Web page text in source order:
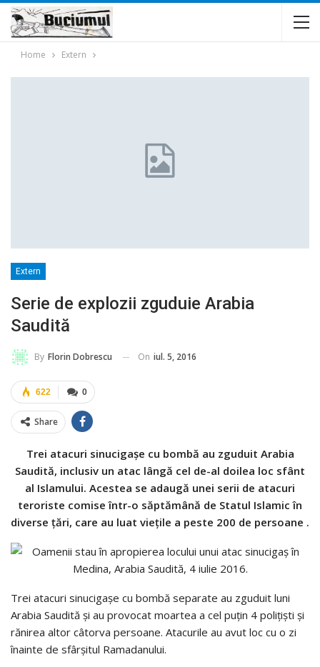
Home Extern
Extern
Serie de explozii zguduie Arabia
Saudită
By Florin Dobrescu On iul. 5, 2016
0
622
Share
Trei atacuri sinucigaşe cu bombă au zguduit Arabia
Saudită, inclusiv un atac lângă cel de-al doilea loc sfânt
al Islamului. Acestea se adaugă unei serii de atacuri
teroriste comise într-o săptămână de Statul Islamic în
diverse ţări, care au luat vieţile a peste 200 de persoane .
Trei atacuri sinucigaşe cu bombă separate au zguduit luni
Arabia Saudită şi au provocat moartea a cel puţin 4 poliţişti şi
rănirea altor câtorva persoane. Atacurile au avut loc cu o zi
înainte de sfârşitul Ramadanului.